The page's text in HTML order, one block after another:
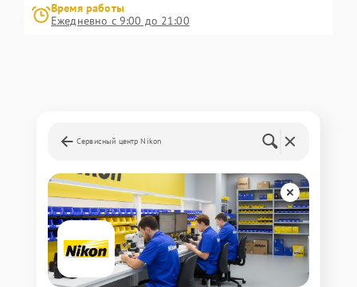
Время работы
Ежедневно с 9:00 до 21:00
Сервисный центр Nikon